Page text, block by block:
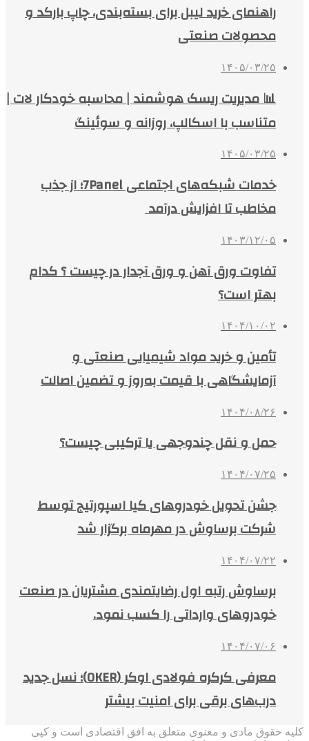
راهنمای خرید لیبل برای بسته‌بندی، چاپ بارکد و
محصولات صنعتی
۱۴۰۵/۰۳/۲۵
📊 مدیریت ریسک هوشمند | محاسبه خودکار لات |
متناسب با اسکالپ، روزانه و سوئینگ
۱۴۰۵/۰۳/۲۵
خدمات شبکه‌های اجتماعی 7Panel؛ از جذب
مخاطب تا افزایش درآمد
۱۴۰۳/۱۲/۰۵
تفاوت ورق آهن و ورق آجدار در چیست ؟ کدام
بهتر است؟
۱۴۰۴/۱۰/۰۲
تأمین و خرید مواد شیمیایی صنعتی و
آزمایشگاهی با قیمت به‌روز و تضمین اصالت
۱۴۰۴/۰۸/۲۶
حمل و نقل چندوجهی یا ترکیبی چیست؟
۱۴۰۴/۰۷/۲۵
جشن تحویل خودروهای کیا اسپورتیج توسط
شرکت برساوش در مهرماه برگزار شد
۱۴۰۴/۰۷/۲۲
برساوش رتبه اول رضایتمندی مشتریان در صنعت
خودروهای وارداتی را کسب نمود.
۱۴۰۴/۰۷/۰۶
معرفی کرکره فولادی اوکر (OKER)؛ نسل جدید
درب‌های برقی برای امنیت بیشتر
کلیه حقوق مادی و معنوی متعلق به افق اقتصادی است و کپی